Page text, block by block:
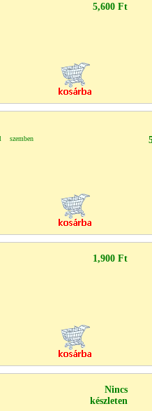
5,600 Ft
szemben
1,900 Ft
Nincs
készleten